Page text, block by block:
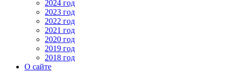
2024 год
2023 год
2022 год
2021 год
2020 год
2019 год
2018 год
О сайте